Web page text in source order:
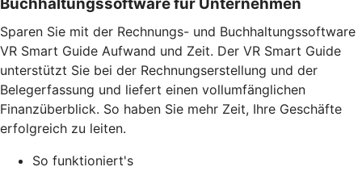
Buchhaltungssoftware für Unternehmen
Sparen Sie mit der Rechnungs- und Buchhaltungssoftware
VR Smart Guide Aufwand und Zeit. Der VR Smart Guide
unterstützt Sie bei der Rechnungserstellung und der
Belegerfassung und liefert einen vollumfänglichen
Finanzüberblick. So haben Sie mehr Zeit, Ihre Geschäfte
erfolgreich zu leiten.
So funktioniert's